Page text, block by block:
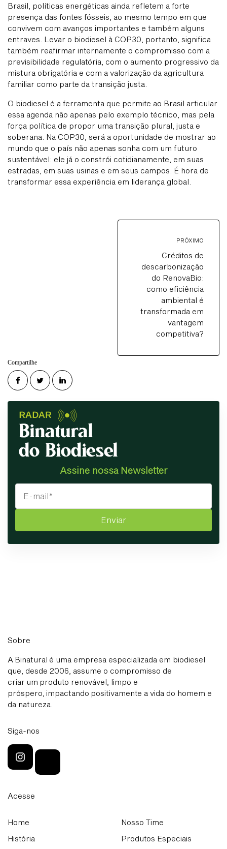
Brasil, políticas energéticas ainda refletem a forte
presença das fontes fósseis, ao mesmo tempo em que
convivem com avanços importantes e também alguns
entraves. Levar o biodiesel à COP30, portanto, significa
também reafirmar internamente o compromisso com a
previsibilidade regulatória, com o aumento progressivo da
mistura obrigatória e com a valorização da agricultura
familiar como parte da transição justa.
O biodiesel é a ferramenta que permite ao Brasil articular
essa agenda não apenas pelo exemplo técnico, mas pela
força política de propor uma transição plural, justa e
soberana. Na COP30, será a oportunidade de mostrar ao
mundo que o país não apenas sonha com um futuro
sustentável: ele já o constrói cotidianamente, em suas
estradas, em suas usinas e em seus campos. É hora de
transformar essa experiência em liderança global.
PRÓXIMO
Créditos de
descarbonização
do RenovaBio:
como eficiência
ambiental é
transformada em
vantagem
competitiva?
Compartilhe
Assine nossa Newsletter
Enviar
Sobre
A Binatural é uma empresa especializada em biodiesel
que, desde 2006, assume o compromisso de
criar um produto renovável, limpo e
próspero, impactando positivamente a vida do homem e
da natureza.
Siga-nos
Acesse
Home
História
Nosso Time
Produtos Especiais